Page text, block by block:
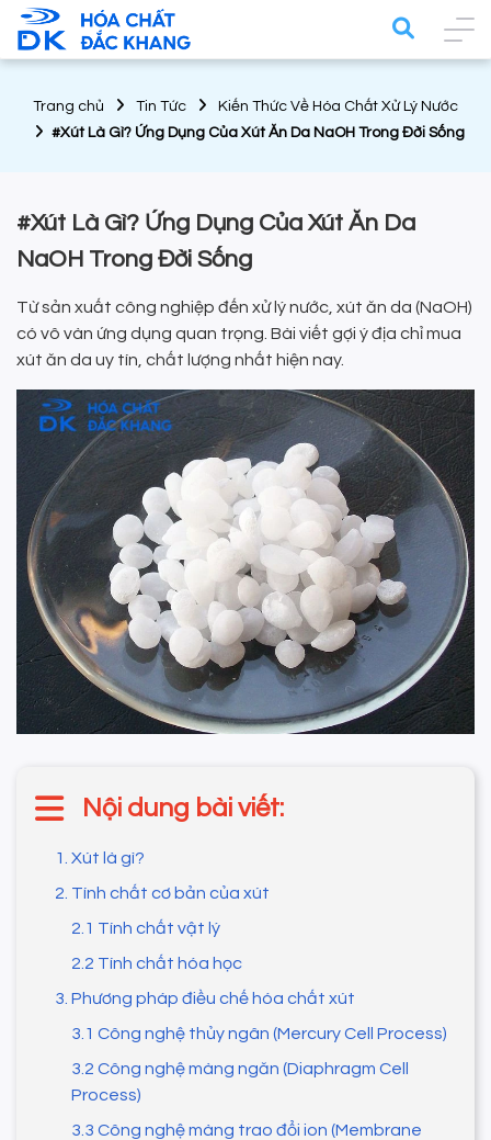
Trang chủ Tin Tức
Kiến Thức Về Hóa Chất Xử Lý Nước
#Xút Là Gì? Ứng Dụng Của Xút Ăn Da NaOH Trong Đời Sống
#Xút Là Gì? Ứng Dụng Của Xút Ăn Da
NaOH Trong Đời Sống
Từ sản xuất công nghiệp đến xử lý nước, xút ăn da (NaOH)
có vô vàn ứng dụng quan trọng. Bài viết gợi ý địa chỉ mua
xút ăn da uy tín, chất lượng nhất hiện nay.
Nội dung bài viết:
1. Xút là gì?
2. Tính chất cơ bản của xút
2.1 Tính chất vật lý
2.2 Tính chất hóa học
3. Phương pháp điều chế hóa chất xút
3.1 Công nghệ thủy ngân (Mercury Cell Process)
3.2 Công nghệ màng ngăn (Diaphragm Cell
Process)
3.3 Công nghệ màng trao đổi ion (Membrane